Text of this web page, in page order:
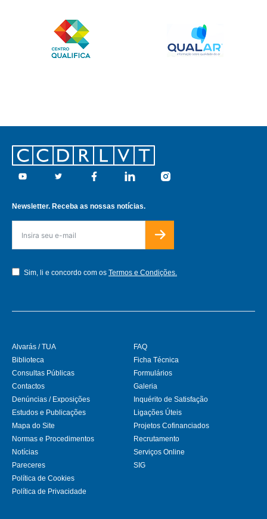
Footer
Youtube Twitter Facebook Linkedin Instagram
Newsletter. Receba as nossas notícias.
Sim, li e concordo com os Termos e Condições.
Alvarás / TUA
Biblioteca
Consultas Públicas
Contactos
Denúncias / Exposições
Estudos e Publicações
FAQ
Ficha Técnica
Formulários
Galeria
Inquérito de Satisfação
Ligações Úteis
Mapa do Site
Normas e Procedimentos
Notícias
Pareceres
Política de Cookies
Política de Privacidade
Projetos Cofinanciados
Recrutamento
Serviços Online
SIG